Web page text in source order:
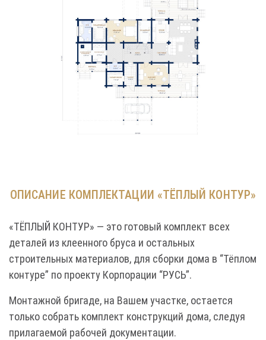
ОПИСАНИЕ КОМПЛЕКТАЦИИ «ТЁПЛЫЙ КОНТУР»
«ТЁПЛЫЙ КОНТУР» — это готовый комплект всех
деталей из клеенного бруса и остальных
строительных материалов, для сборки дома в “Тёплом
контуре” по проекту Корпорации “РУСЬ”.
Монтажной бригаде, на Вашем участке, остается
только собрать комплект конструкций дома, следуя
прилагаемой рабочей документации.